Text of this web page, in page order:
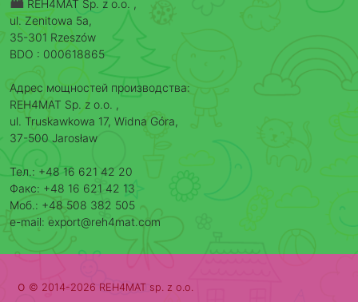
REH4MAT Sp. z o.o. ,
ul. Zenitowa 5a,
35-301 Rzeszów
BDO : 000618865
Адрес мощностей производства:
REH4MAT Sp. z o.o. ,
ul. Truskawkowa 17, Widna Góra,
37-500 Jarosław
Тел.: +48 16 621 42 20
Факс: +48 16 621 42 13
Моб.: +48 508 382 505
e-mail: export@reh4mat.com
o © 2014-2026 REH4MAT sp. z o.o.